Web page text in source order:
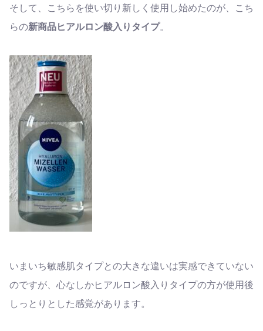
そして、こちらを使い切り新しく使用し始めたのが、こち
らの新商品ヒアルロン酸入りタイプ。
いまいち敏感肌タイプとの大きな違いは実感できていない
のですが、心なしかヒアルロン酸入りタイプの方が使用後
しっとりとした感覚があります。